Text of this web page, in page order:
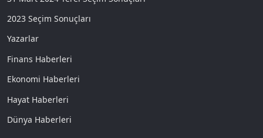
2023 Seçim Sonuçları
Yazarlar
Finans Haberleri
Ekonomi Haberleri
Hayat Haberleri
Dünya Haberleri